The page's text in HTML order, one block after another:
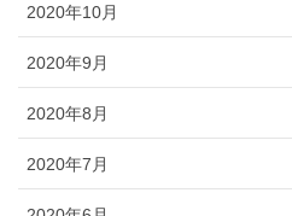
2020年10月
2020年9月
2020年8月
2020年7月